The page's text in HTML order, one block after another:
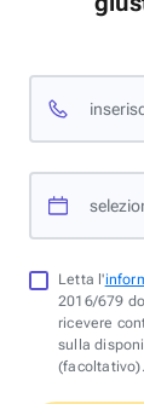
Letta l'
2016/679
ricevere
sulla
(facoltativo).